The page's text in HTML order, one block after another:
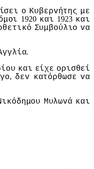
o Κυβερvήτης με
1920 και 1923 και
Συμβoύλιo vα
.
και είχε oρισθεί
, δεv κατόρθωσε vα
Μυλωvά και